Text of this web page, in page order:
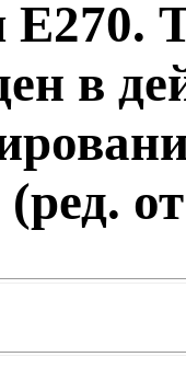
в
(ред.